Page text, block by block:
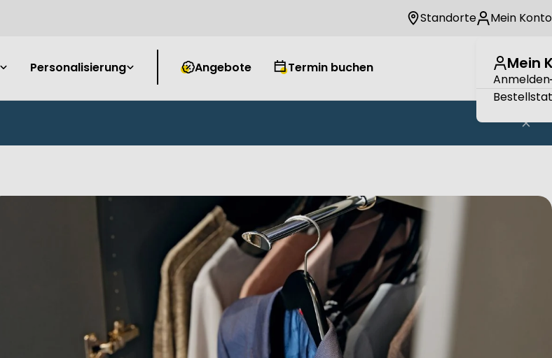
Standorte Mein Konto
Mein
Anmelden
Personalisierung Angebote Termin buchen